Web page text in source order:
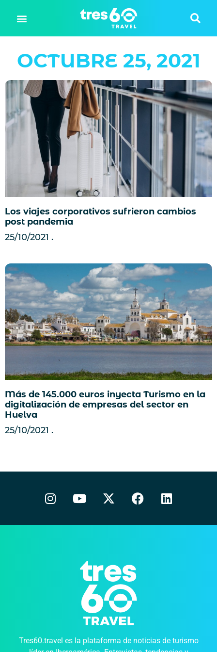
OCTUBRE 25, 2021
Los viajes corporativos sufrieron cambios
post pandemia
25/10/2021
Más de 145.000 euros inyecta Turismo en la
digitalización de empresas del sector en
Huelva
25/10/2021
Tres60.travel es la plataforma de noticias de turismo